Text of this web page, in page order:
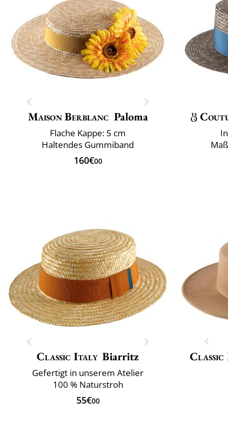
Maison Berblanc Paloma
Flache Kappe: 5 cm
Haltendes Gummiband
160€00
Classic Italy Biarritz
Gefertigt in unserem Atelier
100 % Naturstroh
55€00